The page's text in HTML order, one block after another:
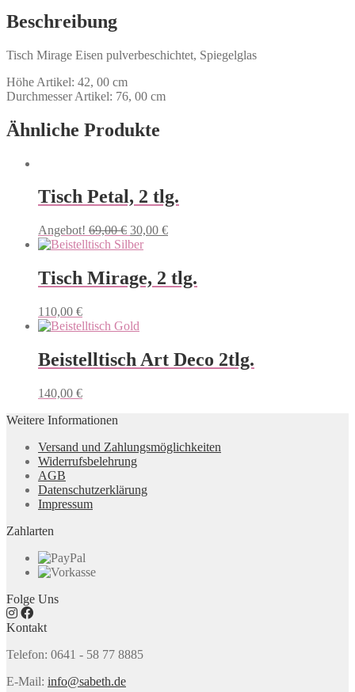
Beschreibung
Tisch Mirage Eisen pulverbeschichtet, Spiegelglas
Höhe Artikel: 42, 00 cm
Durchmesser Artikel: 76, 00 cm
Ähnliche Produkte
Tisch Petal, 2 tlg.
Angebot! 69,00€ 30,00 €
Tisch Mirage, 2 tlg.
110,00 €
Beistelltisch Art Deco 2tlg.
140,00 €
Weitere Informationen
Versand und Zahlungsmöglichkeiten
Widerrufsbelehrung
AGB
Datenschutzerklärung
Impressum
Zahlarten
Folge Uns
Kontakt
Telefon: 0641 - 58 77 8885
E-Mail: info@sabeth.de